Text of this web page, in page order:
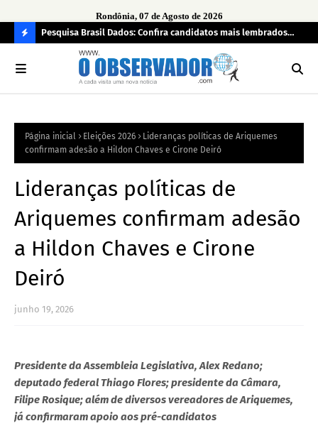
Rondônia, 07 de Agosto de 2026
O
R
Pesquisa Brasil Dados: Confira candidatos mais lembrados
pelo eleitorado de Rondônia para deputado estadual
Página inicial Eleições 2026
Lideranças políticas de Ariquemes
confirmam adesão a Hildon Chaves e Cirone Deiró
Lideranças políticas de
Ariquemes confirmam adesão
a Hildon Chaves e Cirone
Deiró
junho 19, 2026
Presidente da Assembleia Legislativa, Alex Redano;
deputado federal Thiago Flores; presidente da Câmara,
Filipe Rosique; além de diversos vereadores de Ariquemes,
já confirmaram apoio aos pré-candidatos